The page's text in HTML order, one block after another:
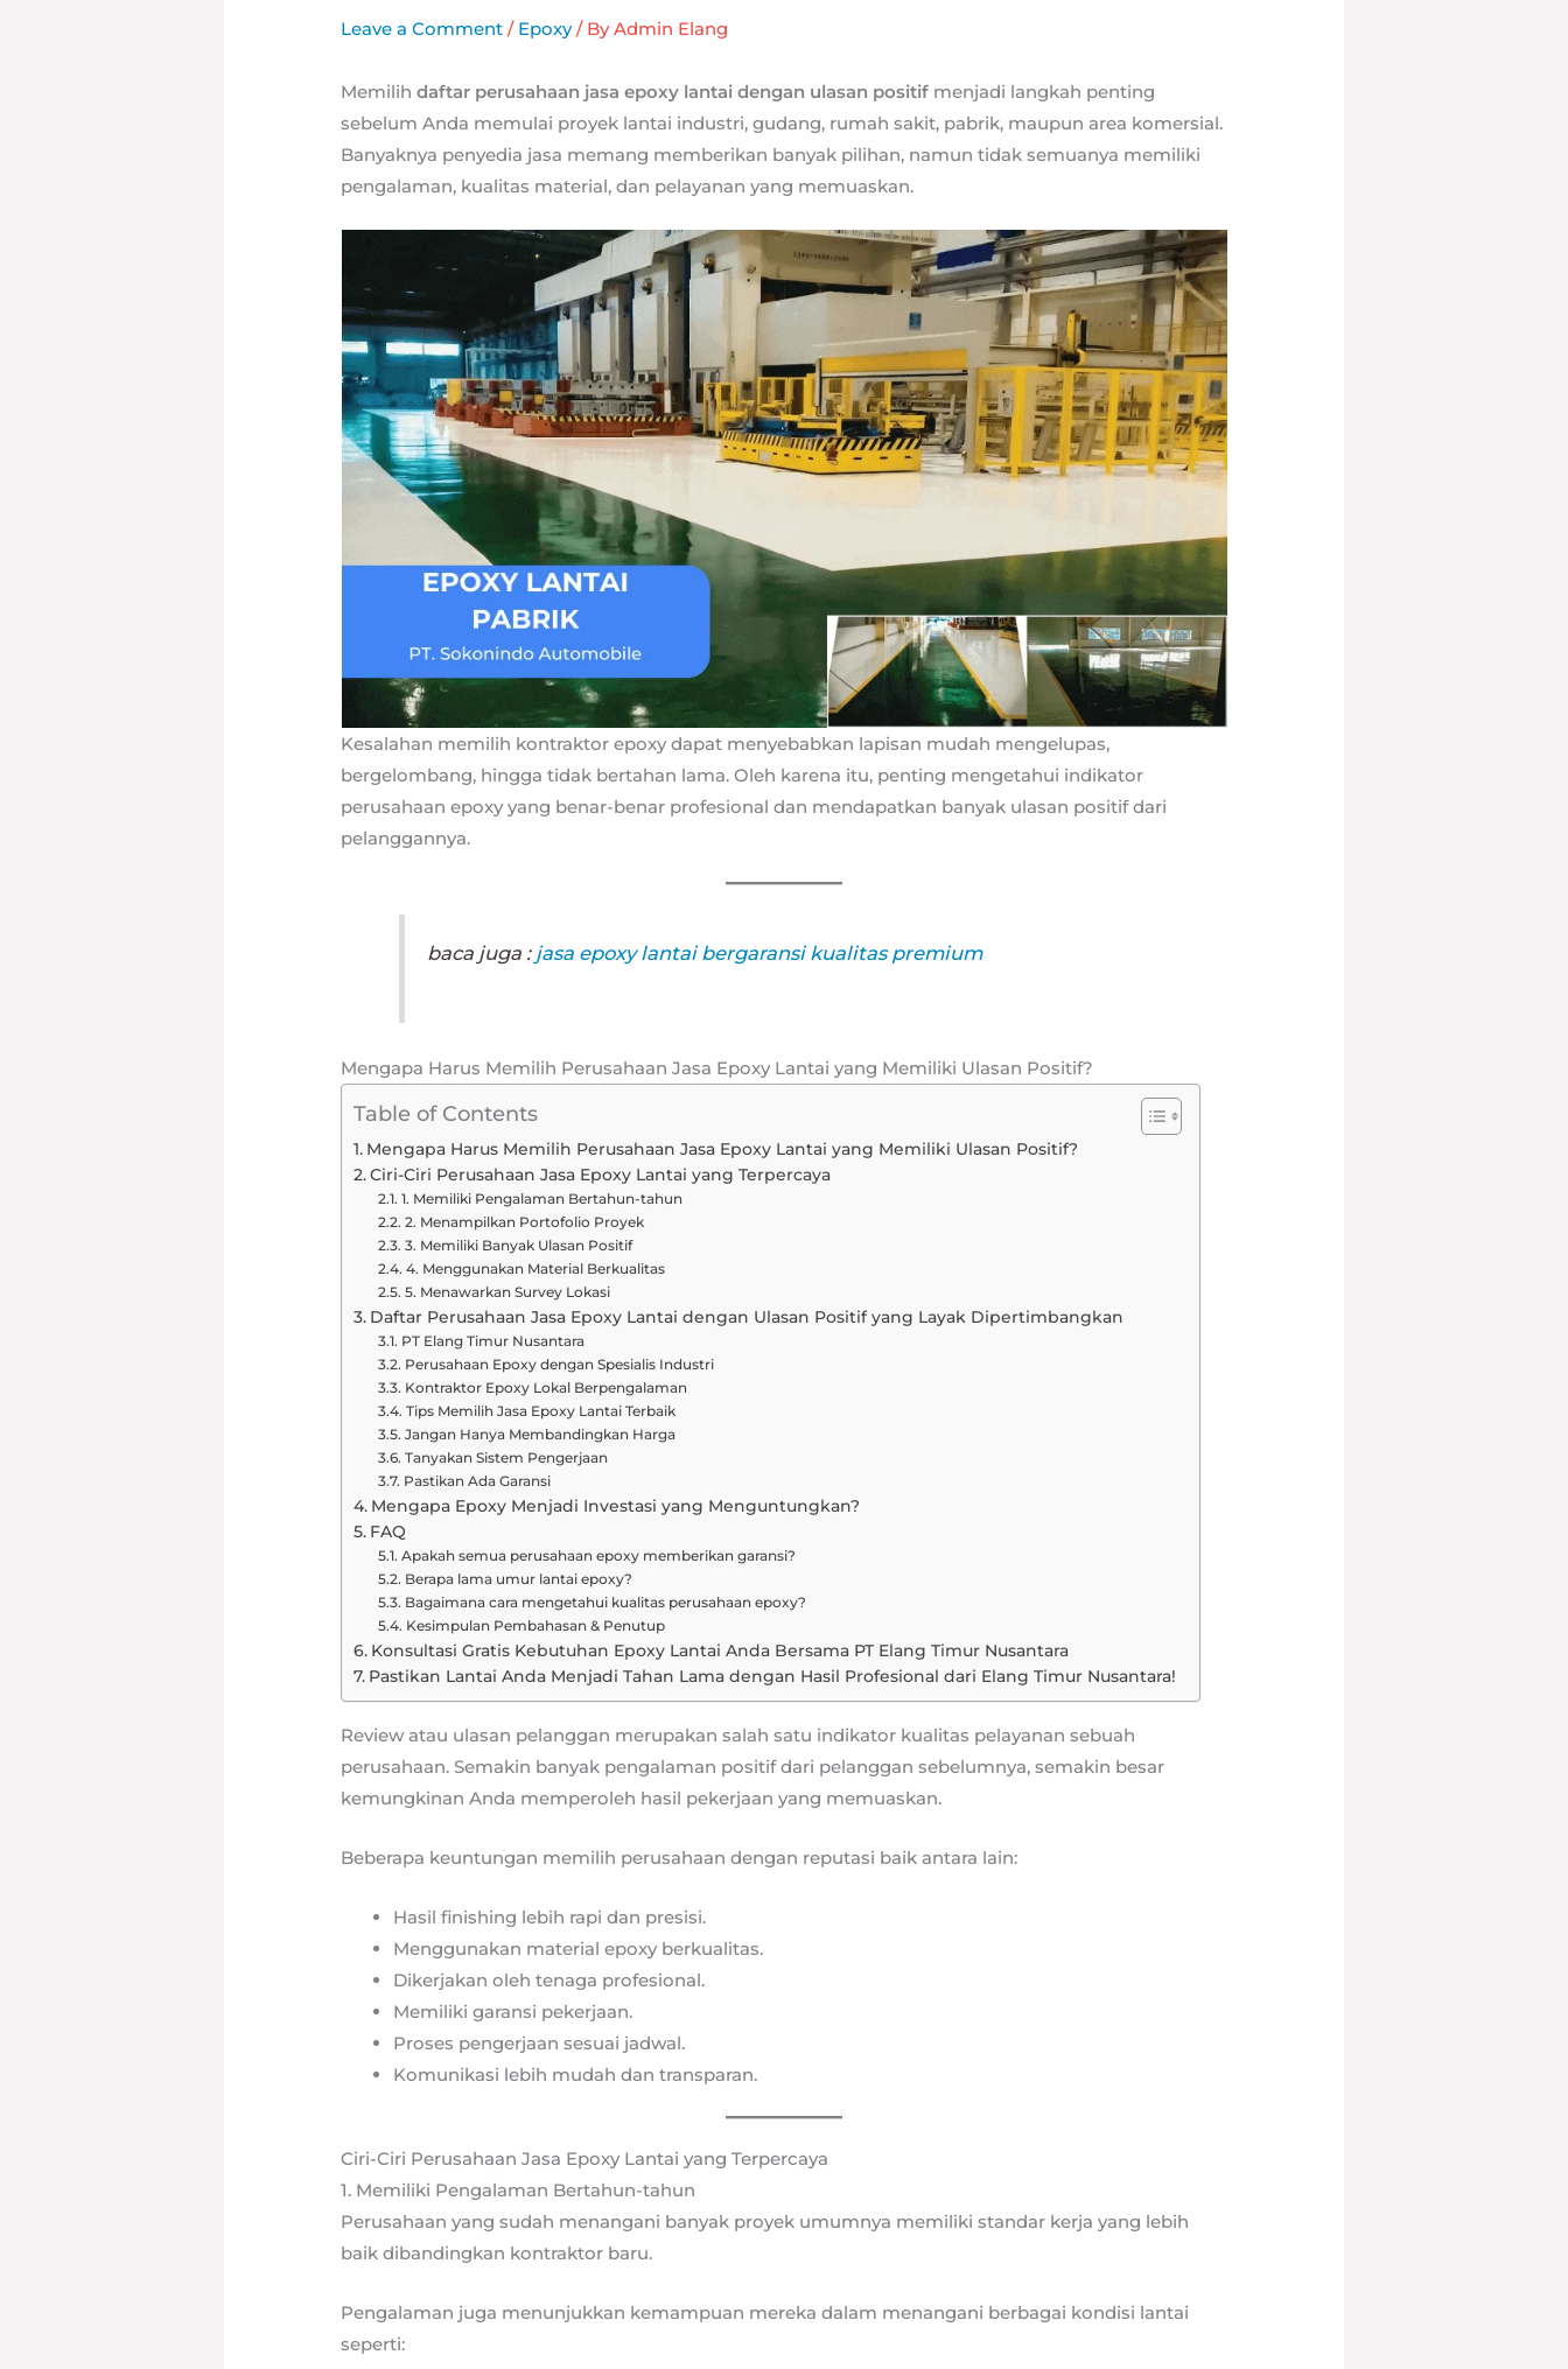
Leave a Comment / Epoxy/ ByAdmin Elang
Memilihdaftar perusahaan jasa epoxy lantai dengan ulasan positif menjadi langkah penting
sebelum Anda memulai proyek lantai industri, gudang, rumah sakit, pabrik, maupun area komersial.
Banyaknya penyedia jasa memang memberikan banyak pilihan, namun tidak semuanya memiliki
pengalaman, kualitas material, dan pelayanan yang memuaskan.
Kesalahan memilih kontraktor epoxy dapat menyebabkan lapisan mudah mengelupas,
bergelombang, hingga tidak bertahan lama. Oleh karena itu, penting mengetahui indikator
perusahaan epoxy yang benar-benar profesional dan mendapatkan banyak ulasan positif dari
pelanggannya.
baca juga : jasa epoxy lantai bergaransi kualitas premium
Mengapa Harus Memilih Perusahaan Jasa Epoxy Lantai yang Memiliki Ulasan Positif?
Table of Contents
Mengapa Harus Memilih Perusahaan Jasa Epoxy Lantai yang Memiliki Ulasan Positif?
Ciri-Ciri Perusahaan Jasa Epoxy Lantai yang Terpercaya
1. Memiliki Pengalaman Bertahun-tahun
2. Menampilkan Portofolio Proyek
3. Memiliki Banyak Ulasan Positif
4. Menggunakan Material Berkualitas
5. Menawarkan Survey Lokasi
Daftar Perusahaan Jasa Epoxy Lantai dengan Ulasan Positif yang Layak Dipertimbangkan
PT Elang Timur Nusantara
Perusahaan Epoxy dengan Spesialis Industri
Kontraktor Epoxy Lokal Berpengalaman
Tips Memilih Jasa Epoxy Lantai Terbaik
Jangan Hanya Membandingkan Harga
Tanyakan Sistem Pengerjaan
Pastikan Ada Garansi
Mengapa Epoxy Menjadi Investasi yang Menguntungkan?
FAQ
Apakah semua perusahaan epoxy memberikan garansi?
Berapa lama umur lantai epoxy?
Bagaimana cara mengetahui kualitas perusahaan epoxy?
Kesimpulan Pembahasan & Penutup
Konsultasi Gratis Kebutuhan Epoxy Lantai Anda Bersama PT Elang Timur Nusantara
Pastikan Lantai Anda Menjadi Tahan Lama dengan Hasil Profesional dari Elang Timur Nusantara!
Review atau ulasan pelanggan merupakan salah satu indikator kualitas pelayanan sebuah
perusahaan. Semakin banyak pengalaman positif dari pelanggan sebelumnya, semakin besar
kemungkinan Anda memperoleh hasil pekerjaan yang memuaskan.
Beberapa keuntungan memilih perusahaan dengan reputasi baik antara lain:
Hasil finishing lebih rapi dan presisi.
Menggunakan material epoxy berkualitas.
Dikerjakan oleh tenaga profesional.
Memiliki garansi pekerjaan.
Proses pengerjaan sesuai jadwal.
Komunikasi lebih mudah dan transparan.
Ciri-Ciri Perusahaan Jasa Epoxy Lantai yang Terpercaya
1. Memiliki Pengalaman Bertahun-tahun
Perusahaan yang sudah menangani banyak proyek umumnya memiliki standar kerja yang lebih
baik dibandingkan kontraktor baru.
Pengalaman juga menunjukkan kemampuan mereka dalam menangani berbagai kondisi lantai
seperti: